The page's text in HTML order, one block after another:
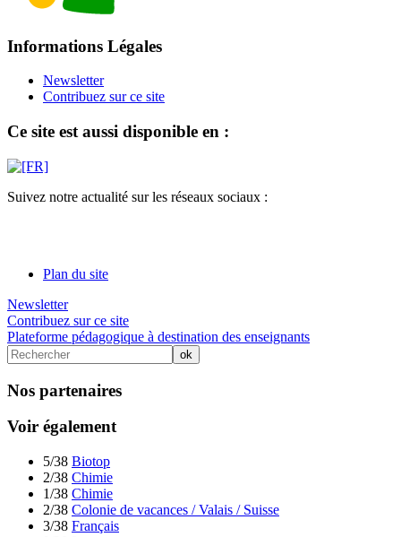
Informations Légales
Newsletter
Contribuez sur ce site
Ce site est aussi disponible en :
Suivez notre actualité sur les réseaux sociaux :
Plan du site
Newsletter
Contribuez sur ce site
Plateforme pédagogique à destination des enseignants
Nos partenaires
Voir également
5/38 Biotop
2/38 Chimie
1/38 Chimie
2/38 Colonie de vacances / Valais / Suisse
3/38 Français